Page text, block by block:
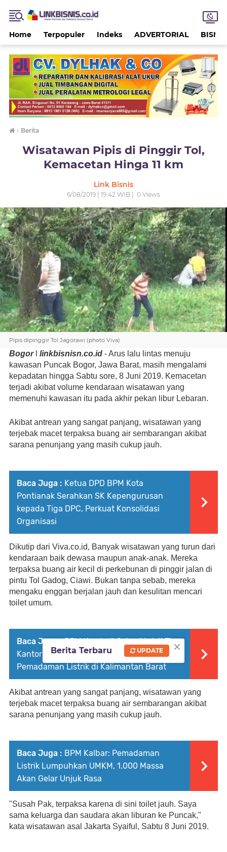
Home Terpopuler Indeks ADVERTORIAL BISNIS
› Berita
Wisatawan Pipis di Pinggir Tol,
Kemacetan Hinga 11 km
Link Bisnis
6/08/2019 | 19:42 WIB | 0 Views
Pipis dipinggir Tol Jagorawi (photo Viva)
Bogor l linkbisnisn.co.id - Arus lalu lintas menuju
kawasan Puncak Bogor, Jawa Barat, masih mengalami
kepadatan hingga Sabtu sore, 8 Juni 2019. Kemacetan
terjadi akibat volume kendaraan wisatawan yang
memenuhi kawasan itu pada akhir pekan libur Lebaran.
Akibat antrean yang sangat panjang, wisatawan yang
terjebak macet terpaksa buang air sembarangan akibat
sarana penunjang yang masih cukup jauh.
Baca Juga : Ketua DPD BPM Kota
Pontianak Serahkan SK Kepengurusan
kepada Tiga DPC, Perkuat Konsolidasi
Organisasi
Dikutip dari Viva.co.id, Banyak wisatawan yang turun dari
kendaraan baik dewasa maupun anak-anak. Mereka
terpaksa buang air kecil di perkebunan di pinggir jalan di
pintu Tol Gadog, Ciawi. Bukan tanpa sebab, mereka
mengaku enggan berjalan jauh dan kesulitan mencari
toilet umum.
Baca Juga : BPM Kembali Gelar Aksi di Tiga
Kantor PLN, Desak Tanggung Jawab Atas
Pemadaman Listrik di Kalimantan Barat
Akibat antrean yang sangat panjang, wisatawan yang
terjebak macet terpaksa buang air sembarangan akibat
sarana penunjang yang masih cukup jauh.
Baca Juga : BPM Kalbar: Pemadaman
Listrik Lumpuhkan UMKM, 1.000 Massa
Akan Gelar Unjuk Rasa
"Susah Pak, terpaksa karena di sini toilet jauh. Saya
sama keluarga dan saudara akan liburan ke Puncak,"
kata wisatawan asal Jakarta Syaiful, Sabtu 8 Juni 2019.
×
Berita Terbaru UPDATE